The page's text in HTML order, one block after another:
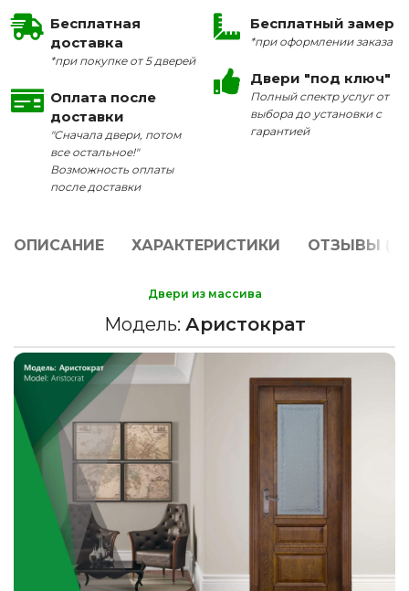
Бесплатная
доставка
*при покупке от 5 дверей
Оплата после
доставки
"Сначала двери, потом
все остальное!"
Возможность оплаты
после доставки
Бесплатный замер
*при оформлении заказа
Двери "под ключ"
Полный спектр услуг от
выбора до установки с
гарантией
ОПИСАНИЕ ХАРАКТЕРИСТИКИ ОТЗЫВЫ (0)
Двери из массива
Модель: Аристократ